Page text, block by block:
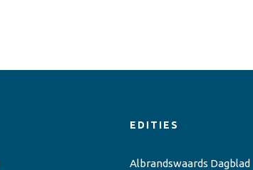
EDITIES
Albrandswaards Dagblad